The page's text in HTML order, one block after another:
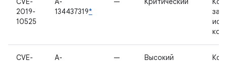
2019-
10525
134437319*
CVE-
A-
— Высокий